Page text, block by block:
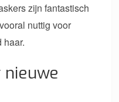
zijn fantastisch
nuttig voor
haar.